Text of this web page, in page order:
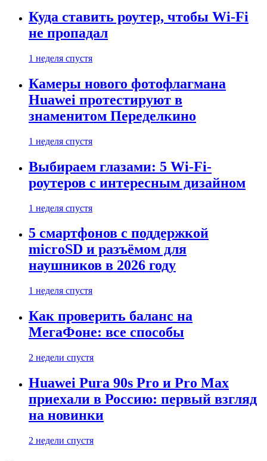
Куда ставить роутер, чтобы Wi-Fi
не пропадал
1 неделя спустя
Камеры нового фотофлагмана
Huawei протестируют в
знаменитом Переделкино
1 неделя спустя
Выбираем глазами: 5 Wi-Fi-
роутеров с интересным дизайном
1 неделя спустя
5 смартфонов с поддержкой
microSD и разъёмом для
наушников в 2026 году
1 неделя спустя
Как проверить баланс на
МегаФоне: все способы
2 недели спустя
Huawei Pura 90s Pro и Pro Max
приехали в Россию: первый взгляд
на новинки
2 недели спустя